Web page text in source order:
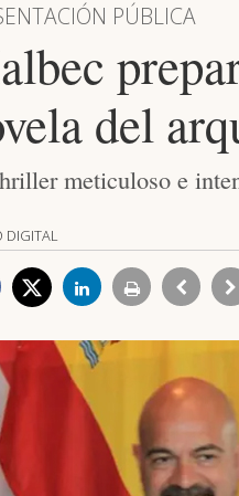
PÚBLICA
del
meticuloso e
DIGITAL